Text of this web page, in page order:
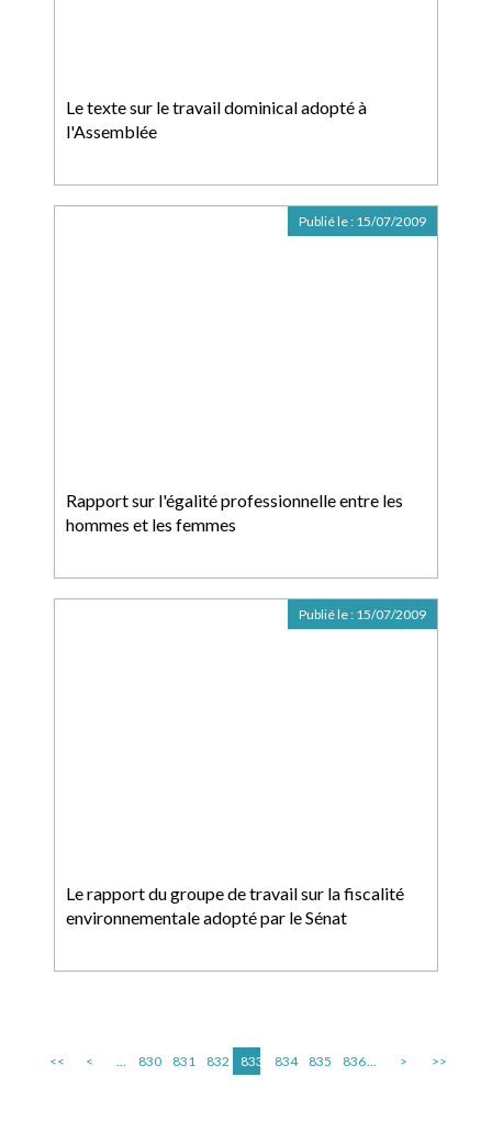
Le texte sur le travail dominical adopté à
l'Assemblée
Rapport sur l'égalité professionnelle entre les
hommes et les femmes
Publié le : 15/07/2009
Le rapport du groupe de travail sur la fiscalité
environnementale adopté par le Sénat
Publié le : 15/07/2009
<< < ... 830 831 832 833 834 835 836... > >>